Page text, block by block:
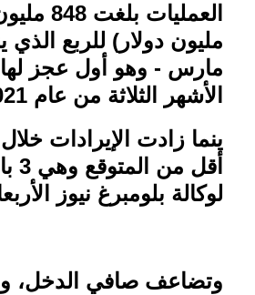
مليون دولار) للربع الذي
مارس - وهو أول عجز
الأشهر الثلاثة من عام 2021.
ينما زادت الإيرادات
لوكالة بلومبرغ نيوز
وتضاعف صافي الدخل،